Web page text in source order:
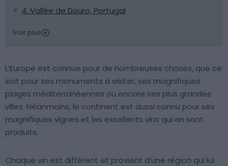
4. Vallée de Douro, Portugal
Voir plus
L’Europe est connue pour de nombreuses choses, que ce
soit pour ses monuments à visiter, ses magnifiques
plages méditerranéennes ou encore ses plus grandes
villes. Néanmoins, le continent est aussi connu pour ses
magnifiques vignes et les excellents vins qui en sont
produits.
Chaque vin est différent et provient d’une région qui lui